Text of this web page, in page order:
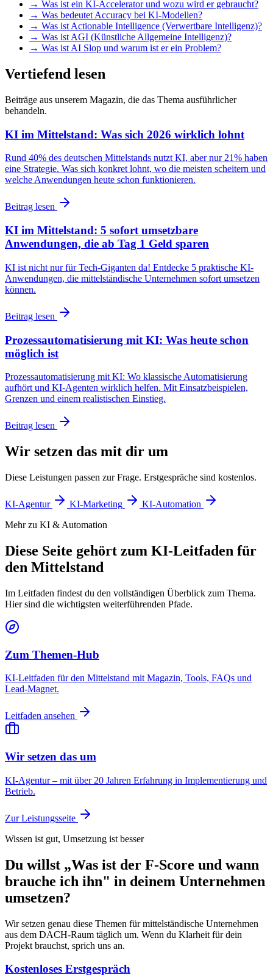
→ Was ist ein KI-Accelerator und wozu wird er gebraucht?
→ Was bedeutet Accuracy bei KI-Modellen?
→ Was ist Actionable Intelligence (Verwertbare Intelligenz)?
→ Was ist AGI (Künstliche Allgemeine Intelligenz)?
→ Was ist AI Slop und warum ist er ein Problem?
Vertiefend lesen
Beiträge aus unserem Magazin, die das Thema ausführlicher
behandeln.
KI im Mittelstand: Was sich 2026 wirklich lohnt
Rund 40% des deutschen Mittelstands nutzt KI, aber nur 21% haben
eine Strategie. Was sich konkret lohnt, wo die meisten scheitern und
welche Anwendungen heute schon funktionieren.
Beitrag lesen
KI im Mittelstand: 5 sofort umsetzbare
Anwendungen, die ab Tag 1 Geld sparen
KI ist nicht nur für Tech-Giganten da! Entdecke 5 praktische KI-
Anwendungen, die mittelständische Unternehmen sofort umsetzen
können.
Beitrag lesen
Prozessautomatisierung mit KI: Was heute schon
möglich ist
Prozessautomatisierung mit KI: Wo klassische Automatisierung
aufhört und KI-Agenten wirklich helfen. Mit Einsatzbeispielen,
Grenzen und einem realistischen Einstieg.
Beitrag lesen
Wir setzen das mit dir um
Diese Leistungen passen zur Frage. Erstgespräche sind kostenlos.
KI-Agentur KI-Marketing
KI-Automation
Mehr zu KI & Automation
Diese Seite gehört zum KI-Leitfaden für
den Mittelstand
Im Leitfaden findest du den vollständigen Überblick zum Thema.
Hier sind die wichtigsten weiterführenden Pfade.
Zum Themen-Hub
KI-Leitfaden für den Mittelstand mit Magazin, Tools, FAQs und
Lead-Magnet.
Leitfaden ansehen
Wir setzen das um
KI-Agentur – mit über 20 Jahren Erfahrung in Implementierung und
Betrieb.
Zur Leistungsseite
Wissen ist gut, Umsetzung ist besser
Du willst „Was ist der F-Score und wann
brauche ich ihn" in deinem Unternehmen
umsetzen?
Wir setzen genau diese Themen für mittelständische Unternehmen
aus dem DACH-Raum täglich um. Wenn du Klarheit für dein
Projekt brauchst, sprich uns an.
Kostenloses Erstgespräch